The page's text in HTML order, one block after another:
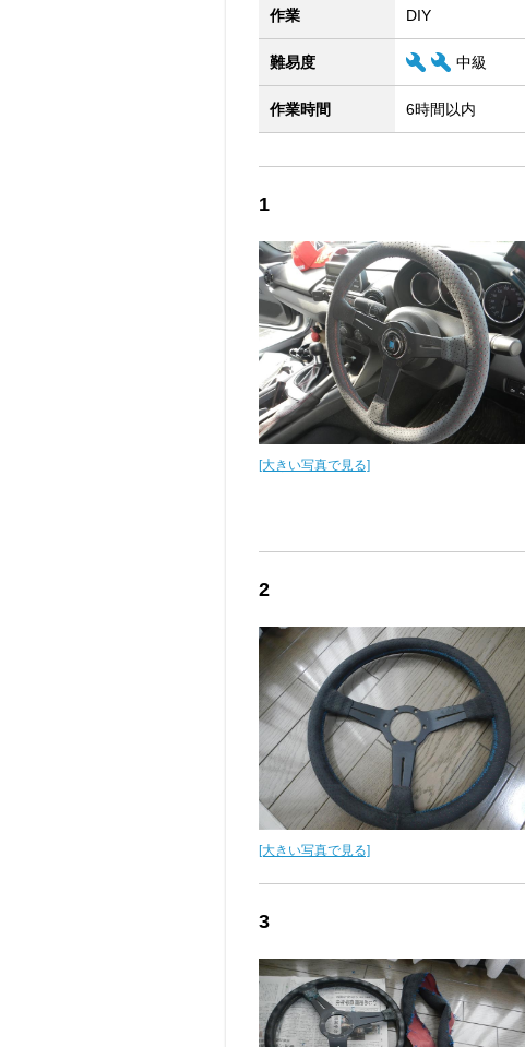
作業 DIY
難易度 中級
作業時間 6時間以内
1
[大きい写真で見る]
2
[大きい写真で見る]
3